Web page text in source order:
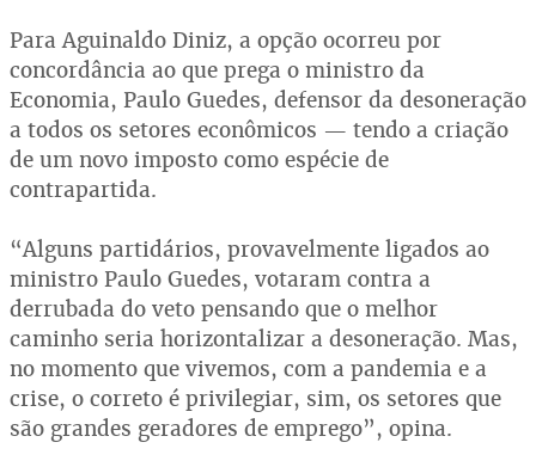
Para Aguinaldo Diniz, a opção ocorreu por
concordância ao que prega o ministro da
Economia, Paulo Guedes, defensor da desoneração
a todos os setores econômicos — tendo a criação
de um novo imposto como espécie de
contrapartida.
“Alguns partidários, provavelmente ligados ao
ministro Paulo Guedes, votaram contra a
derrubada do veto pensando que o melhor
caminho seria horizontalizar a desoneração. Mas,
no momento que vivemos, com a pandemia e a
crise, o correto é privilegiar, sim, os setores que
são grandes geradores de emprego”, opina.